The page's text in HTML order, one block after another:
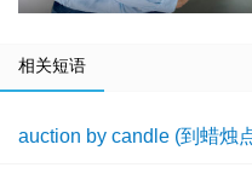
相关短语
auction by candle (到蜡烛